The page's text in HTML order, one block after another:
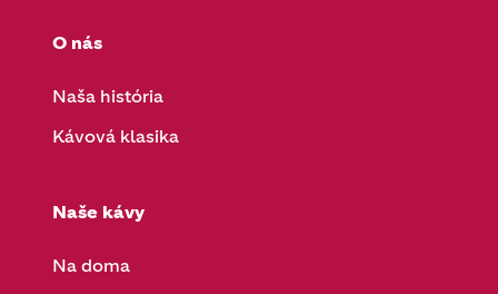
O nás
Naša história
Kávová klasika
Naše kávy
Na doma